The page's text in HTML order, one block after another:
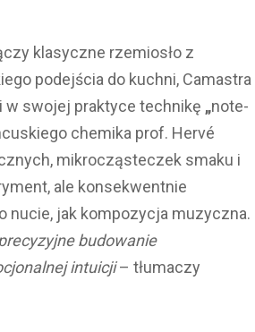
klasyczne rzemiosło z
podejścia do kuchni, Camastra
swojej praktyce technikę „note-
chemika prof. Hervé
mikrocząsteczek smaku i
ale konsekwentnie
nucie, jak kompozycja muzyczna.
budowanie
intuicji– tłumaczy